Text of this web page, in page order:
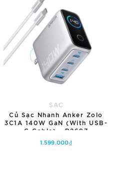
SẠC
Củ Sạc Nhanh Anker Zolo
3C1A 140W GaN (with USB-
C Cable) - B2697
1.599.000₫